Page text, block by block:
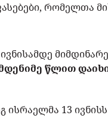
რომელთა
წლით
ისრაელმა 13